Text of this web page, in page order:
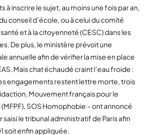
à inscrire le sujet, au moins une fois par an,
conseil d’école, ou à celui du comité
et à la citoyenneté (CESC) dans les
De plus, le ministère prévoit une
annuelle afin de vérifier la mise en place
Mais chat échaudé craint l’eau froide :
engagements restent lettre morte, trois
Mouvement français pour le
SOS Homophobie – ont annoncé
saisi le tribunal administratif de Paris afin
soit enfin appliquée.